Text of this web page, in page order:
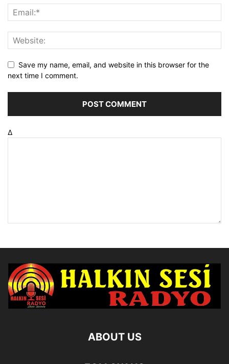
Save my name, email, and website in this browser for the
next time I comment.
Δ
ABOUT US